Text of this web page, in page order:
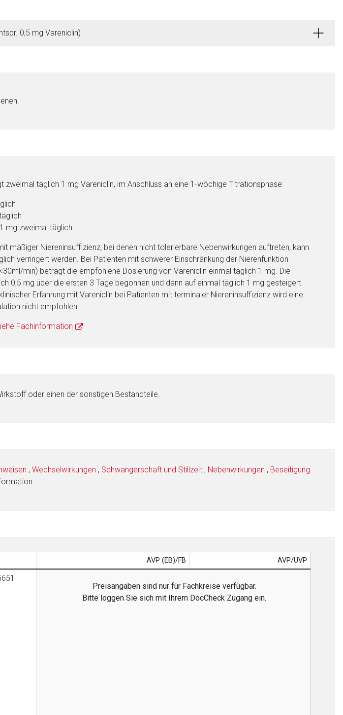
0,5 mg Vareniclin)
zweimal täglich 1 mg Vareniclin, im Anschluss an eine 1-wöchige Titrationsphase:
mg zweimal täglich
mäßiger Niereninsuffizienz, bei denen nicht tolerierbare Nebenwirkungen auftreten, kann
verringert werden. Bei Patienten mit schwerer Einschränkung der Nierenfunktion
min) beträgt die empfohlene Dosierung von Vareniclin einmal täglich 1 mg. Die
0,5 mg über die ersten 3 Tage begonnen und dann auf einmal täglich 1 mg gesteigert
Erfahrung mit Vareniclin bei Patienten mit terminaler Niereninsuffizienz wird eine
nicht empfohlen.
Fachinformation
oder einen der sonstigen Bestandteile.
, Wechselwirkungen , Schwangerschaft und Stillzeit , Nebenwirkungen , Beseitigung
AVP (EB)/FB AVP/UVP
Preisangaben sind nur für Fachkreise verfügbar.
Bitte loggen Sie sich mit Ihrem DocCheck Zugang ein.